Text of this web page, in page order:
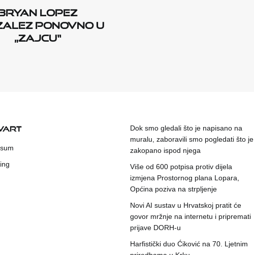
Lopez
ponovno u
„Zajcu“
Dok smo gledali što je napisano na
muralu, zaboravili smo pogledati što je
zakopano ispod njega
Više od 600 potpisa protiv dijela
izmjena Prostornog plana Lopara,
Općina poziva na strpljenje
Novi AI sustav u Hrvatskoj pratit će
govor mržnje na internetu i pripremati
prijave DORH-u
Harfistički duo Ćiković na 70. Ljetnim